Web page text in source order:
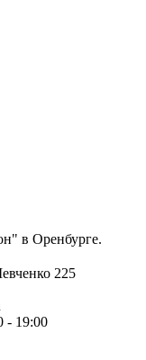
в Оренбурге.
225
- 19:00